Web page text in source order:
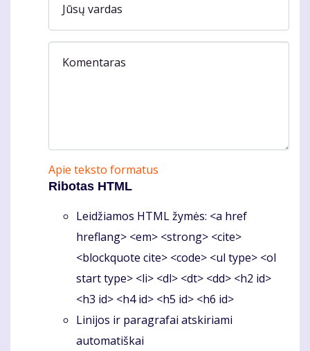
Jūsų vardas
Komentaras
Apie teksto formatus
Ribotas HTML
Leidžiamos HTML žymės: <a href
hreflang> <em> <strong> <cite>
<blockquote cite> <code> <ul type> <ol
start type> <li> <dl> <dt> <dd> <h2 id>
<h3 id> <h4 id> <h5 id> <h6 id>
Linijos ir paragrafai atskiriami
automatiškai